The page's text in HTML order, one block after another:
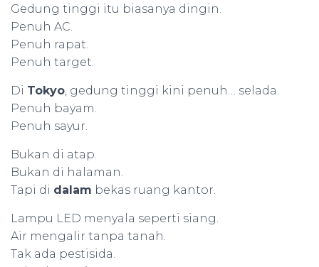
Gedung tinggi itu biasanya dingin.
Penuh AC.
Penuh rapat.
Penuh target.
Di Tokyo, gedung tinggi kini penuh… selada.
Penuh bayam.
Penuh sayur.
Bukan di atap.
Bukan di halaman.
Tapi di dalam bekas ruang kantor.
Lampu LED menyala seperti siang.
Air mengalir tanpa tanah.
Tak ada pestisida.